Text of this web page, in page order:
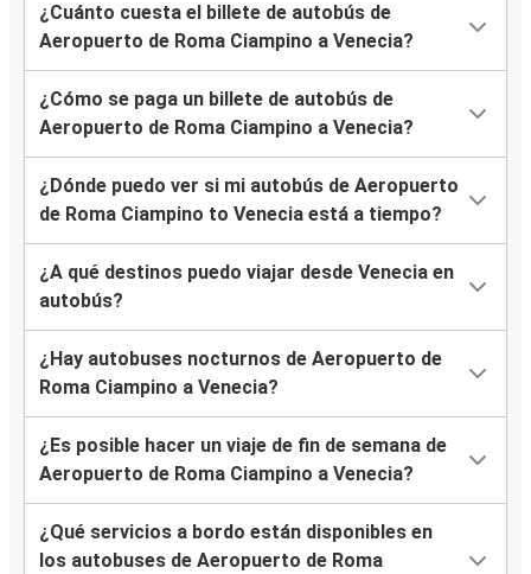
¿Cuánto cuesta el billete de autobús de
Aeropuerto de Roma Ciampino a Venecia?
¿Cómo se paga un billete de autobús de
Aeropuerto de Roma Ciampino a Venecia?
¿Dónde puedo ver si mi autobús de Aeropuerto
de Roma Ciampino to Venecia está a tiempo?
¿A qué destinos puedo viajar desde Venecia en
autobús?
¿Hay autobuses nocturnos de Aeropuerto de
Roma Ciampino a Venecia?
¿Es posible hacer un viaje de fin de semana de
Aeropuerto de Roma Ciampino a Venecia?
¿Qué servicios a bordo están disponibles en
los autobuses de Aeropuerto de Roma